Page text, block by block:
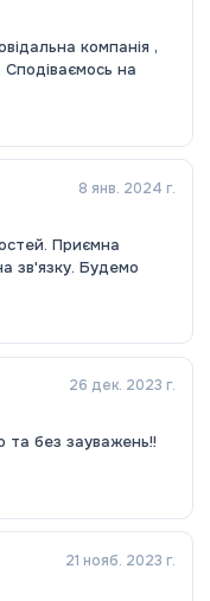
компанія ,
на
8 янв. 2024 г.
Приємна
зв'язку. Будемо
26 дек. 2023 г.
та без зауважень!!
21 нояб. 2023 г.